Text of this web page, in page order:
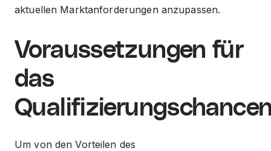
aktuellen Marktanforderungen anzupassen.
Voraussetzungen für
das
Um von den Vorteilen des